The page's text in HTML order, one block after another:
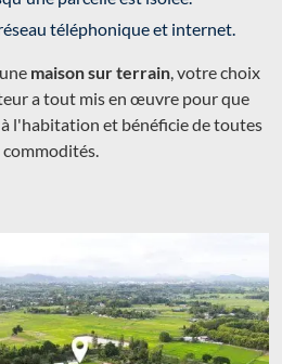
téléphonique et internet.
maison sur terrain , votre choix
a tout mis en œuvre pour que
l'habitation et bénéficie de toutes
commodités.